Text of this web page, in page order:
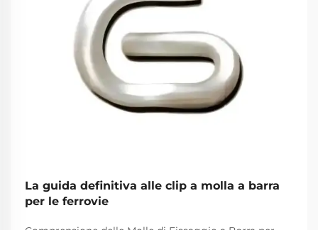
La guida definitiva alle clip a molla a barra
per le ferrovie